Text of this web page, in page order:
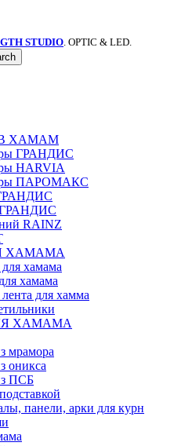
STUDIO. OPTIC & LED.
ХАМАМ
ГРАНДИС
HARVIA
ПАРОМАКС
ГРАНДИС
RAINZ
ХАМАМА
хамама
хамама
для хамма
ХАМАМА
мрамора
оникса
ПСБ
панели, арки для курн